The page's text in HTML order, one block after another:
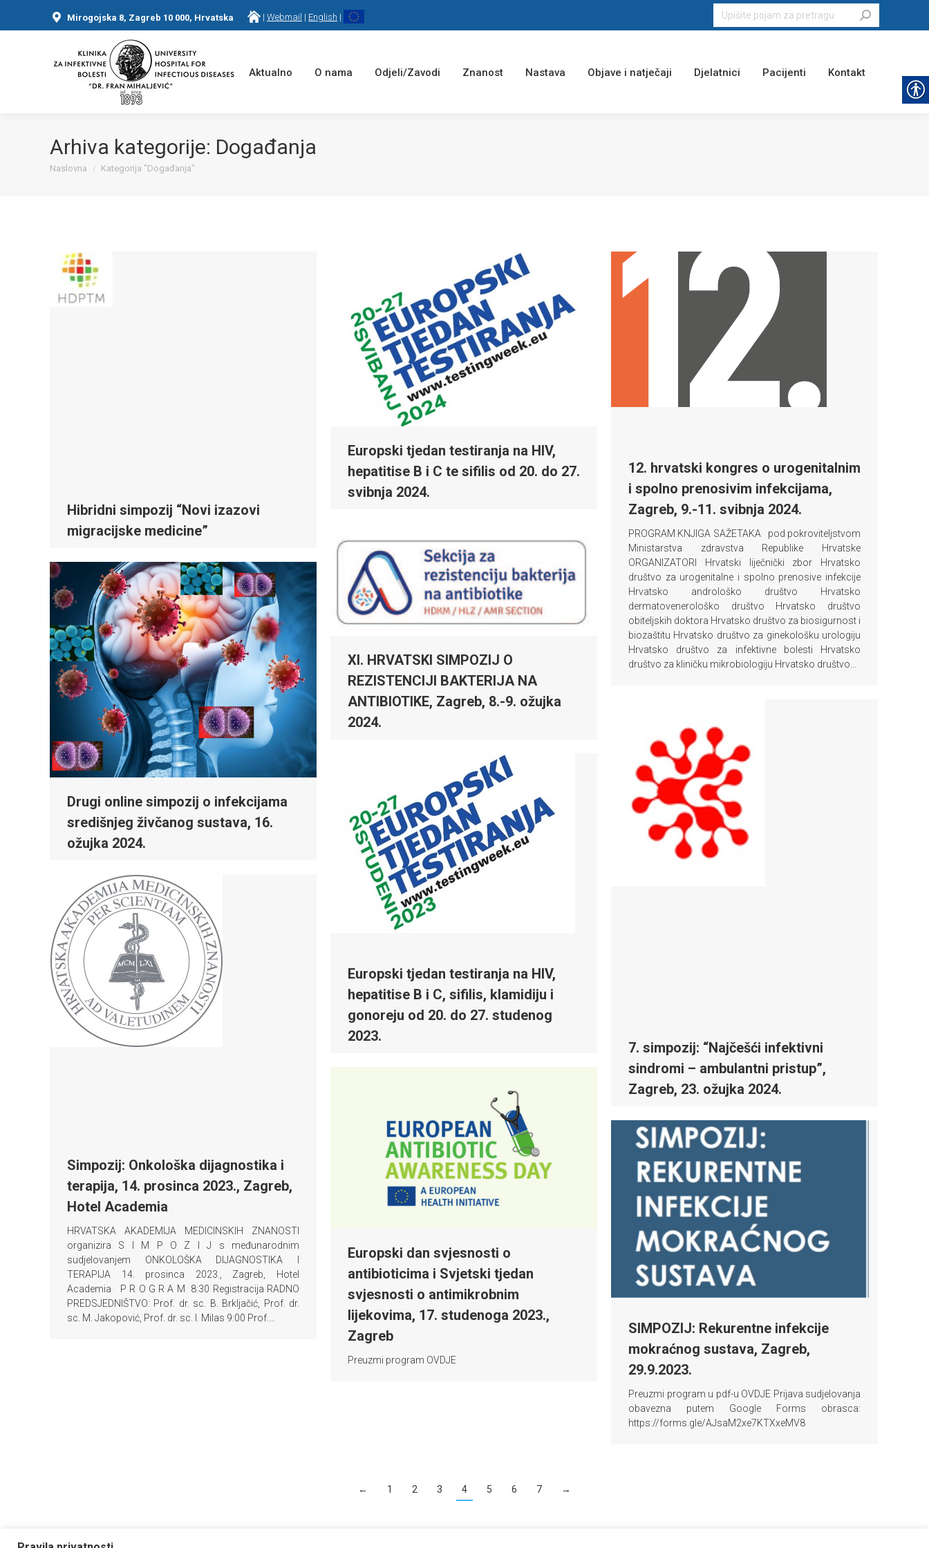
Mirogojska 8, Zagreb 10 000, Hrvatska | Webmail | English |
Search:
Aktualno O nama Odjeli/Zavodi Znanost Nastava Objave i natječaji Djelatnici Pacijenti Kontakt
Arhiva kategorije: Događanja
You are here:
Naslovna Kategorija "Događanja"
Hibridni simpozij “Novi izazovi
migracijske medicine”
Europski tjedan testiranja na HIV,
hepatitise B i C te sifilis od 20. do 27.
svibnja 2024.
12. hrvatski kongres o urogenitalnim
i spolno prenosivim infekcijama,
Zagreb, 9.-11. svibnja 2024.
PROGRAM KNJIGA SAŽETAKA pod pokroviteljstvom
Ministarstva zdravstva Republike Hrvatske
ORGANIZATORI Hrvatski liječnički zbor Hrvatsko
društvo za urogenitalne i spolno prenosive infekcije
Hrvatsko androloško društvo Hrvatsko
dermatovenerološko društvo Hrvatsko društvo
obiteljskih doktora Hrvatsko društvo za biosigurnost i
biozaštitu Hrvatsko društvo za ginekološku urologiju
Hrvatsko društvo za infektivne bolesti Hrvatsko
društvo za kliničku mikrobiologiju Hrvatsko društvo…
XI. HRVATSKI SIMPOZIJ O
REZISTENCIJI BAKTERIJA NA
ANTIBIOTIKE, Zagreb, 8.-9. ožujka
2024.
Drugi online simpozij o infekcijama
središnjeg živčanog sustava, 16.
ožujka 2024.
7. simpozij: “Najčešći infektivni
sindromi – ambulantni pristup”,
Zagreb, 23. ožujka 2024.
Europski tjedan testiranja na HIV,
hepatitise B i C, sifilis, klamidiju i
gonoreju od 20. do 27. studenog
2023.
Simpozij: Onkološka dijagnostika i
terapija, 14. prosinca 2023., Zagreb,
Hotel Academia
HRVATSKA AKADEMIJA MEDICINSKIH ZNANOSTI
organizira S I M P O Z I J s međunarodnim
sudjelovanjem ONKOLOŠKA DIJAGNOSTIKA I
TERAPIJA 14. prosinca 2023., Zagreb, Hotel
Academia P R O G R A M 8:30 Registracija RADNO
PREDSJEDNIŠTVO: Prof. dr. sc. B. Brkljačić, Prof. dr.
sc. M. Jakopović, Prof. dr. sc. I. Milas 9:00 Prof.…
Europski dan svjesnosti o
antibioticima i Svjetski tjedan
svjesnosti o antimikrobnim
lijekovima, 17. studenoga 2023.,
Zagreb
Preuzmi program OVDJE
SIMPOZIJ: Rekurentne infekcije
mokraćnog sustava, Zagreb,
29.9.2023.
Preuzmi program u pdf-u OVDJE Prijava sudjelovanja
obavezna putem Google Forms obrasca:
https://forms.gle/AJsaM2xe7KTXxeMV8
← 1 2 3 4 5 6 7 →